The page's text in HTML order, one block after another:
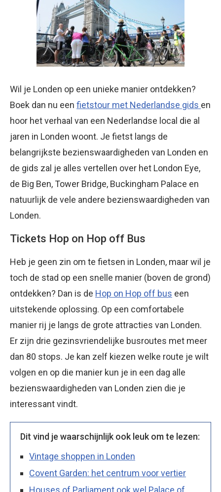
Wil je Londen op een unieke manier ontdekken?
Boek dan nu een fietstour met Nederlandse gids en
hoor het verhaal van een Nederlandse local die al
jaren in Londen woont. Je fietst langs de
belangrijkste bezienswaardigheden van Londen en
de gids zal je alles vertellen over het London Eye,
de Big Ben, Tower Bridge, Buckingham Palace en
natuurlijk de vele andere bezienswaardigheden van
Londen.
Tickets Hop on Hop off Bus
Heb je geen zin om te fietsen in Londen, maar wil je
toch de stad op een snelle manier (boven de grond)
ontdekken? Dan is de Hop on Hop off bus een
uitstekende oplossing. Op een comfortabele
manier rij je langs de grote attracties van Londen.
Er zijn drie gezinsvriendelijke busroutes met meer
dan 80 stops. Je kan zelf kiezen welke route je wilt
volgen en op die manier kun je in een dag alle
bezienswaardigheden van Londen zien die je
interessant vindt.
Dit vind je waarschijnlijk ook leuk om te lezen:
Vintage shoppen in Londen
Covent Garden: het centrum voor vertier
Houses of Parliament ook wel Palace of